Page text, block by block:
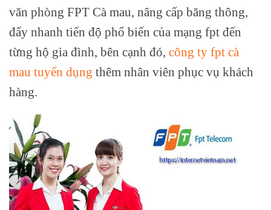
văn phòng FPT Cà mau, nâng cấp băng thông,
đẩy nhanh tiến độ phổ biến của mạng fpt đến
từng hộ gia đình, bên cạnh đó, công ty fpt cà
mau tuyển dụng thêm nhân viên phục vụ khách
hàng.